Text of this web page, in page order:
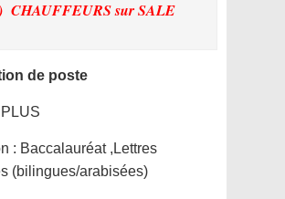
CHAUFFEURSsur SALE
de poste
: Baccalauréat ,Lettres
(bilingues/arabisées)